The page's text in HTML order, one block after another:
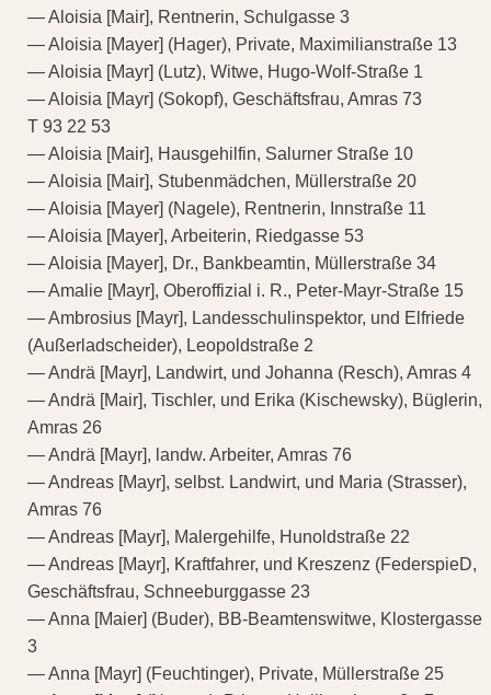
— Aloisia [Mair], Rentnerin, Schulgasse 3
— Aloisia [Mayer] (Hager), Private, Maximilianstraße 13
— Aloisia [Mayr] (Lutz), Witwe, Hugo-Wolf-Straße 1
— Aloisia [Mayr] (Sokopf), Geschäftsfrau, Amras 73
T 93 22 53
— Aloisia [Mair], Hausgehilfin, Salurner Straße 10
— Aloisia [Mair], Stubenmädchen, Müllerstraße 20
— Aloisia [Mayer] (Nagele), Rentnerin, Innstraße 11
— Aloisia [Mayer], Arbeiterin, Riedgasse 53
— Aloisia [Mayer], Dr., Bankbeamtin, Müllerstraße 34
— Amalie [Mayr], Oberoffizial i. R., Peter-Mayr-Straße 15
— Ambrosius [Mayr], Landesschulinspektor, und Elfriede
(Außerladscheider), Leopoldstraße 2
— Andrä [Mayr], Landwirt, und Johanna (Resch), Amras 4
— Andrä [Mair], Tischler, und Erika (Kischewsky), Büglerin,
Amras 26
— Andrä [Mayr], landw. Arbeiter, Amras 76
— Andreas [Mayr], selbst. Landwirt, und Maria (Strasser),
Amras 76
— Andreas [Mayr], Malergehilfe, Hunoldstraße 22
— Andreas [Mayr], Kraftfahrer, und Kreszenz (FederspieD,
Geschäftsfrau, Schneeburggasse 23
— Anna [Maier] (Buder), BB-Beamtenswitwe, Klostergasse
3
— Anna [Mayr] (Feuchtinger), Private, Müllerstraße 25